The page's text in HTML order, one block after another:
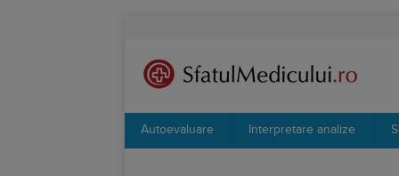
Autoevaluare Interpretare analize